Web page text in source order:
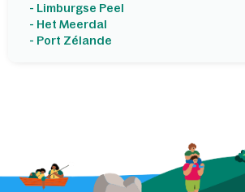
- Limburgse Peel
- Het Meerdal
- Port Zélande